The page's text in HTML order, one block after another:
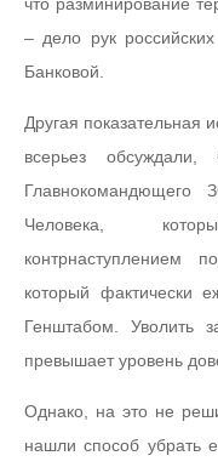
– дело рук
Банковой.
Другая показательная
всерьез
Главнокомандющего
Человека,
контрнаступлением
который фактически
Генштабом. Уволить
превышает уровень
Однако, на это не
нашли способ убрать